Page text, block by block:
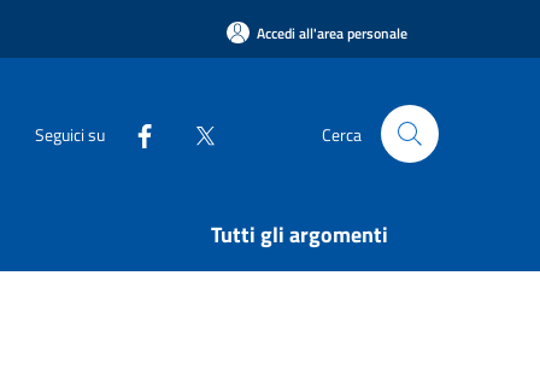
Accedi all'area personale
Seguici su Cerca
Tutti gli argomenti